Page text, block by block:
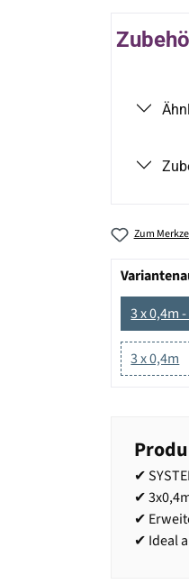
Zum
3 x 0,4m
3 x 0,4m
✔
✔
✔
✔ Ideal